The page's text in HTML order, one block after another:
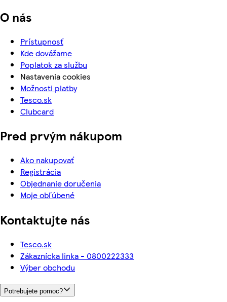
O nás
Prístupnosť
Kde dovážame
Poplatok za službu
Nastavenia cookies
Možnosti platby
Tesco.sk
Clubcard
Pred prvým nákupom
Ako nakupovať
Registrácia
Objednanie doručenia
Moje obľúbené
Kontaktujte nás
Tesco.sk
Zákaznícka linka - 0800222333
Výber obchodu
Potrebujete pomoc?